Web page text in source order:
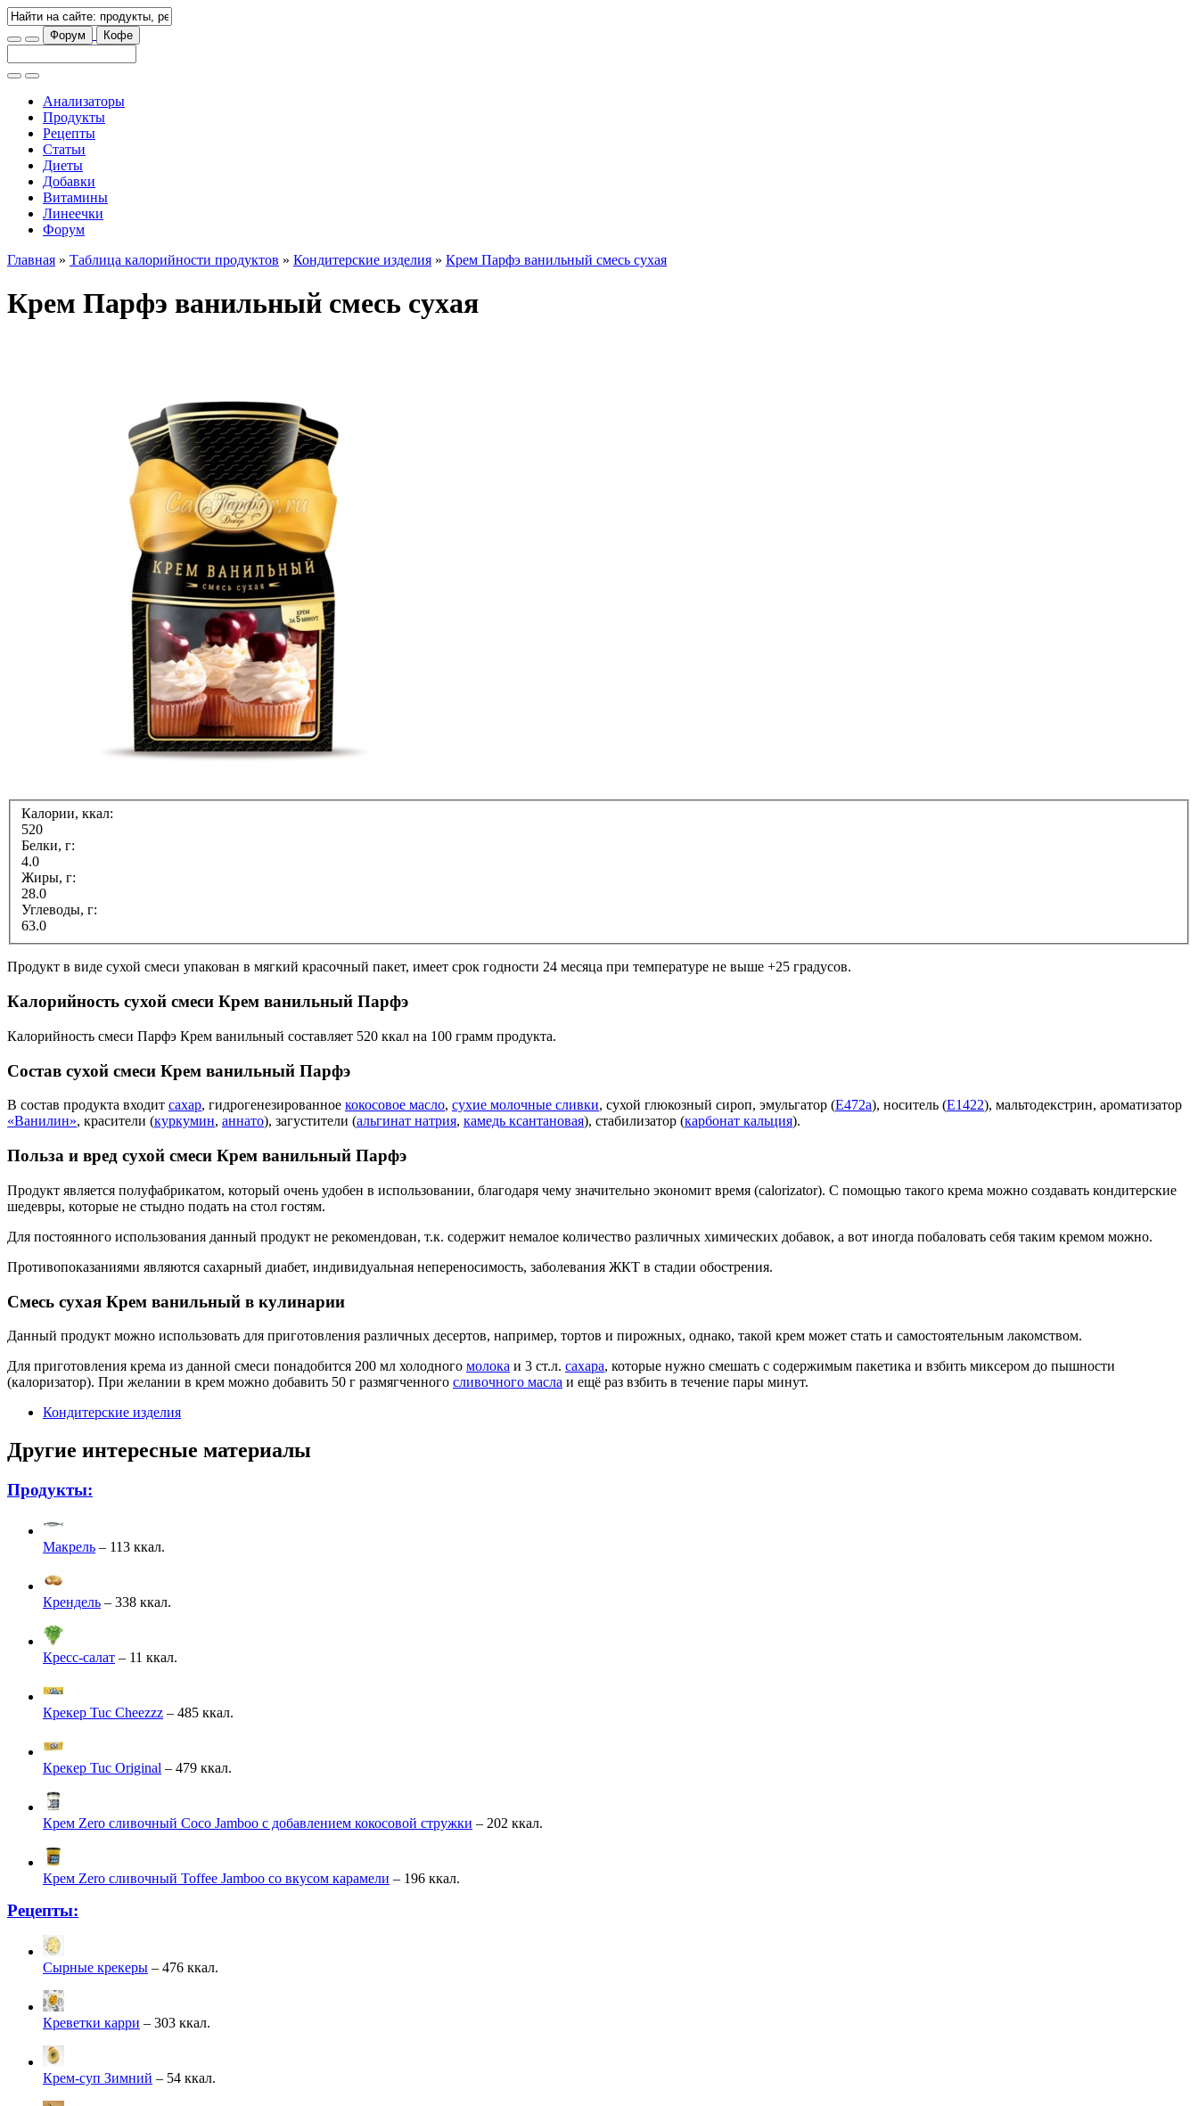
Форум Кофе
Анализаторы
Продукты
Рецепты
Статьи
Диеты
Добавки
Витамины
Линеечки
Форум
Главная » Таблица калорийности продуктов » Кондитерские изделия » Крем Парфэ ванильный смесь сухая
Крем Парфэ ванильный смесь сухая
Калории, ккал:
520
Белки, г:
4.0
Жиры, г:
28.0
Углеводы, г:
63.0
Продукт в виде сухой смеси упакован в мягкий красочный пакет, имеет срок годности 24 месяца при температуре не выше +25 градусов.
Калорийность сухой смеси Крем ванильный Парфэ
Калорийность смеси Парфэ Крем ванильный составляет 520 ккал на 100 грамм продукта.
Состав сухой смеси Крем ванильный Парфэ
В состав продукта входит сахар, гидрогенезированное кокосовое масло, сухие молочные сливки, сухой глюкозный сироп, эмульгатор (Е472а), носитель (Е1422), мальтодекстрин, ароматизатор
«Ванилин», красители (куркумин, аннато), загустители (альгинат натрия, камедь ксантановая), стабилизатор (карбонат кальция).
Польза и вред сухой смеси Крем ванильный Парфэ
Продукт является полуфабрикатом, который очень удобен в использовании, благодаря чему значительно экономит время (calorizator). С помощью такого крема можно создавать кондитерские
шедевры, которые не стыдно подать на стол гостям.
Для постоянного использования данный продукт не рекомендован, т.к. содержит немалое количество различных химических добавок, а вот иногда побаловать себя таким кремом можно.
Противопоказаниями являются сахарный диабет, индивидуальная непереносимость, заболевания ЖКТ в стадии обострения.
Смесь сухая Крем ванильный в кулинарии
Данный продукт можно использовать для приготовления различных десертов, например, тортов и пирожных, однако, такой крем может стать и самостоятельным лакомством.
Для приготовления крема из данной смеси понадобится 200 мл холодного молока и 3 ст.л. сахара, которые нужно смешать с содержимым пакетика и взбить миксером до пышности
(калоризатор). При желании в крем можно добавить 50 г размягченного сливочного масла и ещё раз взбить в течение пары минут.
Кондитерские изделия
Другие интересные материалы
Продукты:
Макрель – 113 ккал.
Крендель – 338 ккал.
Кресс-салат – 11 ккал.
Крекер Tuc Cheezzz – 485 ккал.
Крекер Tuc Original – 479 ккал.
Крем Zero сливочный Coco Jamboo с добавлением кокосовой стружки – 202 ккал.
Крем Zero сливочный Toffee Jamboo со вкусом карамели – 196 ккал.
Рецепты:
Сырные крекеры – 476 ккал.
Креветки карри – 303 ккал.
Крем-суп Зимний – 54 ккал.